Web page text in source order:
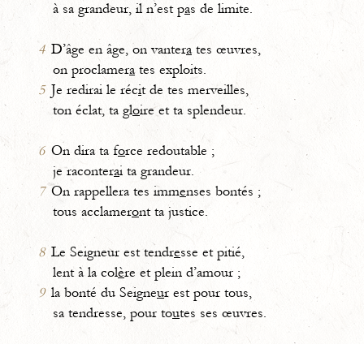
à sa grandeur, il n’est pas de limite.
4 D’âge en âge, on vanterates œuvres,
on proclamerates exploits.
5 Je redirai le récit de tes merveilles,
ton éclat, ta gloire et ta splendeur.
6 On dira ta force redoutable ;
je raconterai ta grandeur.
7 On rappellera tes immenses bontés ;
tous acclameront ta justice.
8 Le Seigneur est tendresse et pitié,
lent à la colère et plein d’amour ;
9 la bonté du Seigneur est pour tous,
sa tendresse, pour toutes ses œuvres.